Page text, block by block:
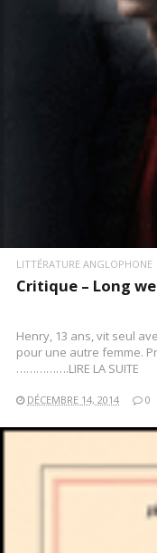
LITTÉRATURE ANGLOPHONE
Critique – Long
Henry, 13 ans, vit seul
pour une autre femme.
…………….LIRE LA SUITE
DÉCEMBRE 14, 2014 0